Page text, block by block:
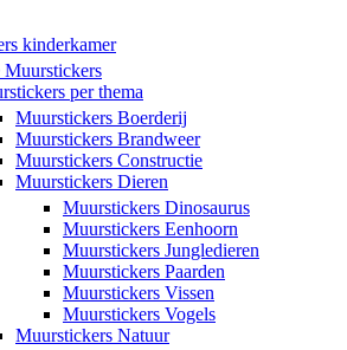
kinderkamer
per thema
Muurstickers Boerderij
Muurstickers Brandweer
Muurstickers Constructie
Muurstickers Dieren
Muurstickers Dinosaurus
Muurstickers Eenhoorn
Muurstickers Jungledieren
Muurstickers Paarden
Muurstickers Vissen
Muurstickers Vogels
Muurstickers Natuur